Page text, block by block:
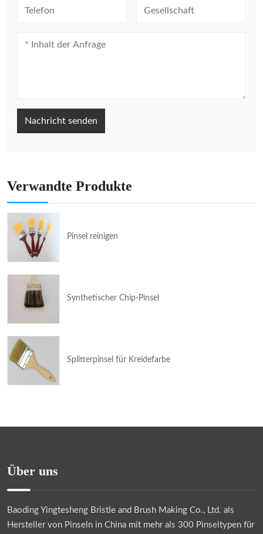
Nachricht senden
Verwandte Produkte
Pinsel reinigen
Synthetischer Chip-Pinsel
Splitterpinsel für Kreidefarbe
Über uns
Baoding Yingtesheng Bristle and Brush Making Co., Ltd. als
Hersteller von Pinseln in China mit mehr als 300 Pinseltypen für